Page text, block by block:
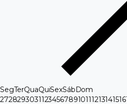
SegTerQuaQuiSexSábDom
272829303112345678910111213141516